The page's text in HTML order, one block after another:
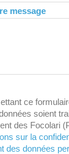
message
ce
soient
des Focolari
sur la
des données